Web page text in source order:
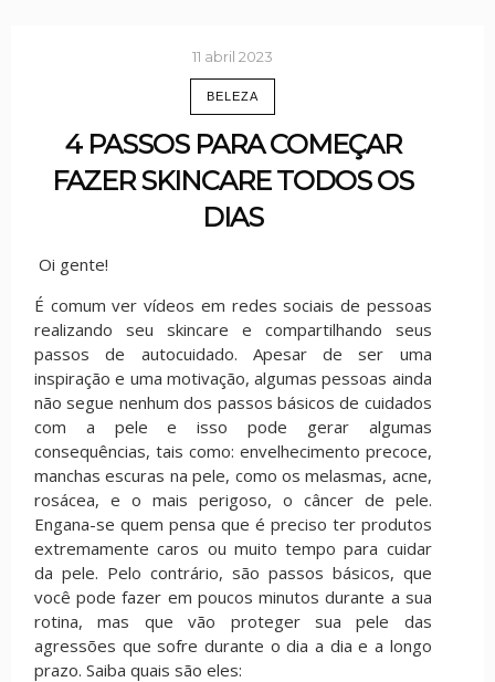
11 abril 2023
BELEZA
4 PASSOS PARA COMEÇAR
FAZER SKINCARE TODOS OS
DIAS
Oi gente!
É comum ver vídeos em redes sociais de pessoas
realizando seu skincare e compartilhando seus
passos de autocuidado. Apesar de ser uma
inspiração e uma motivação, algumas pessoas ainda
não segue nenhum dos passos básicos de cuidados
com a pele e isso pode gerar algumas
consequências, tais como: envelhecimento precoce,
manchas escuras na pele, como os melasmas, acne,
rosácea, e o mais perigoso, o câncer de pele.
Engana-se quem pensa que é preciso ter produtos
extremamente caros ou muito tempo para cuidar
da pele. Pelo contrário, são passos básicos, que
você pode fazer em poucos minutos durante a sua
rotina, mas que vão proteger sua pele das
agressões que sofre durante o dia a dia e a longo
prazo. Saiba quais são eles: